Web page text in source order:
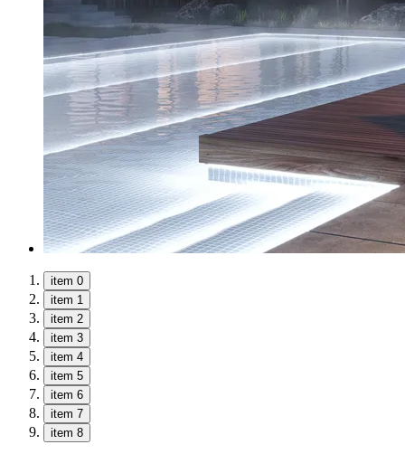
item 0
item 1
item 2
item 3
item 4
item 5
item 6
item 7
item 8